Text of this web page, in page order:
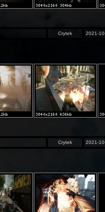
Crytek 2021-
Crytek 2021-